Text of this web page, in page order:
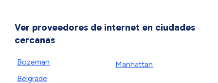
Ver proveedores de internet en ciudades
cercanas
Bozeman
Belgrade
Manhattan